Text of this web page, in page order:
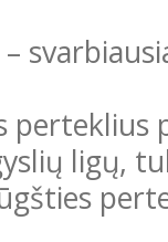
perteklius
ligų,